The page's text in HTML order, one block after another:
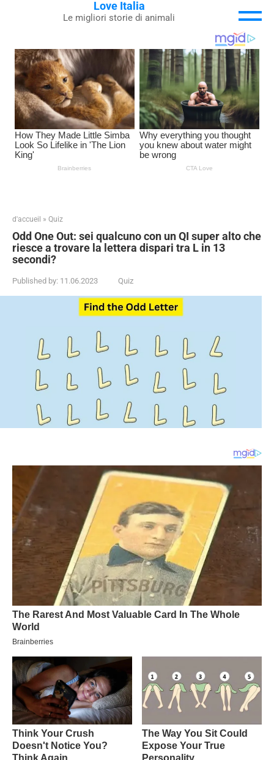
Love Italia
Le migliori storie di animali
d'accueil » Quiz
Odd One Out: sei qualcuno con un QI super alto che
riesce a trovare la lettera dispari tra L in 13
secondi?
Published by: 11.06.2023 Quiz